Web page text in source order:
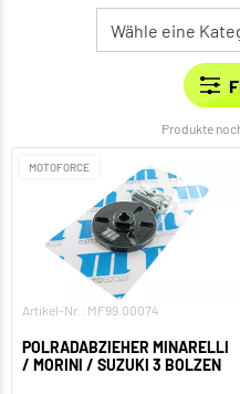
Produkte
MOTOFORCE
Artikel-Nr.: MF99.00074
POLRADABZIEHER MINARELLI
/ MORINI / SUZUKI 3 BOLZEN